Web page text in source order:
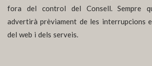
fora del control del Consell. Sempre
advertirà prèviament de les interrupcions
del web i dels serveis.